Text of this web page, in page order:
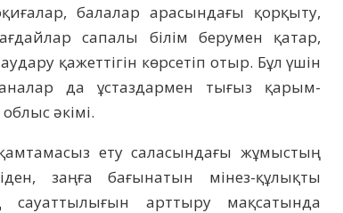
балалар арасындағы қорқыту,
сапалы білім берумен қатар,
қажеттігін көрсетіп отыр. Бұл үшін
да ұстаздармен тығыз қарым-
әкімі.
ету саласындағы жұмыстың
заңға бағынатын мінез-құлықты
арттыру мақсатында